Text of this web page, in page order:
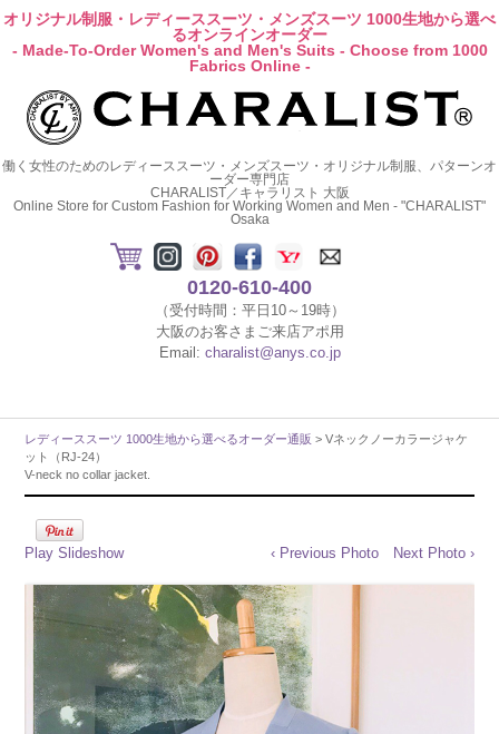
オリジナル制服・レディーススーツ・メンズスーツ 1000生地から選べ
るオンラインオーダー
- Made-To-Order Women's and Men's Suits - Choose from 1000
Fabrics Online -
働く女性のためのレディーススーツ・メンズスーツ・オリジナル制服、パターンオ
ーダー専門店
CHARALIST／キャラリスト 大阪
Online Store for Custom Fashion for Working Women and Men - "CHARALIST"
Osaka
0120-610-400
（受付時間：平日10～19時）
大阪のお客さまご来店アポ用
Email: charalist@anys.co.jp
レディーススーツ 1000生地から選べるオーダー通販 > Vネックノーカラージャケ
ット（RJ-24）
V-neck no collar jacket.
Play Slideshow ‹ Previous Photo Next Photo ›